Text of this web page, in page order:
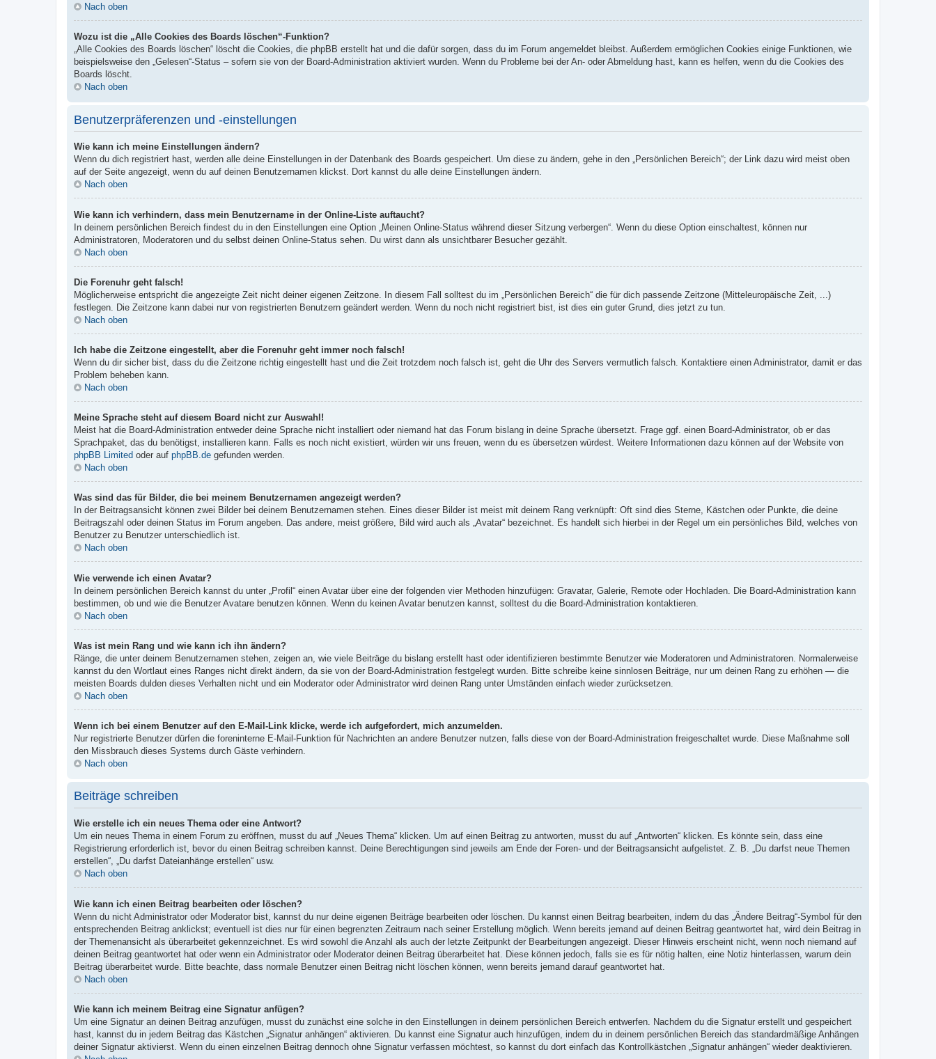
Nach oben
Wozu ist die „Alle Cookies des Boards löschen“-Funktion?
„Alle Cookies des Boards löschen“ löscht die Cookies, die phpBB erstellt hat und die dafür sorgen, dass du im Forum angemeldet bleibst. Außerdem ermöglichen Cookies einige Funktionen, wie
beispielsweise den „Gelesen“-Status – sofern sie von der Board-Administration aktiviert wurden. Wenn du Probleme bei der An- oder Abmeldung hast, kann es helfen, wenn du die Cookies des
Boards löscht.
Nach oben
Benutzerpräferenzen und -einstellungen
Wie kann ich meine Einstellungen ändern?
Wenn du dich registriert hast, werden alle deine Einstellungen in der Datenbank des Boards gespeichert. Um diese zu ändern, gehe in den „Persönlichen Bereich“; der Link dazu wird meist oben
auf der Seite angezeigt, wenn du auf deinen Benutzernamen klickst. Dort kannst du alle deine Einstellungen ändern.
Nach oben
Wie kann ich verhindern, dass mein Benutzername in der Online-Liste auftaucht?
In deinem persönlichen Bereich findest du in den Einstellungen eine Option „Meinen Online-Status während dieser Sitzung verbergen“. Wenn du diese Option einschaltest, können nur
Administratoren, Moderatoren und du selbst deinen Online-Status sehen. Du wirst dann als unsichtbarer Besucher gezählt.
Nach oben
Die Forenuhr geht falsch!
Möglicherweise entspricht die angezeigte Zeit nicht deiner eigenen Zeitzone. In diesem Fall solltest du im „Persönlichen Bereich“ die für dich passende Zeitzone (Mitteleuropäische Zeit, ...)
festlegen. Die Zeitzone kann dabei nur von registrierten Benutzern geändert werden. Wenn du noch nicht registriert bist, ist dies ein guter Grund, dies jetzt zu tun.
Nach oben
Ich habe die Zeitzone eingestellt, aber die Forenuhr geht immer noch falsch!
Wenn du dir sicher bist, dass du die Zeitzone richtig eingestellt hast und die Zeit trotzdem noch falsch ist, geht die Uhr des Servers vermutlich falsch. Kontaktiere einen Administrator, damit er das
Problem beheben kann.
Nach oben
Meine Sprache steht auf diesem Board nicht zur Auswahl!
Meist hat die Board-Administration entweder deine Sprache nicht installiert oder niemand hat das Forum bislang in deine Sprache übersetzt. Frage ggf. einen Board-Administrator, ob er das
Sprachpaket, das du benötigst, installieren kann. Falls es noch nicht existiert, würden wir uns freuen, wenn du es übersetzen würdest. Weitere Informationen dazu können auf der Website von
phpBB Limited oder auf phpBB.de gefunden werden.
Nach oben
Was sind das für Bilder, die bei meinem Benutzernamen angezeigt werden?
In der Beitragsansicht können zwei Bilder bei deinem Benutzernamen stehen. Eines dieser Bilder ist meist mit deinem Rang verknüpft: Oft sind dies Sterne, Kästchen oder Punkte, die deine
Beitragszahl oder deinen Status im Forum angeben. Das andere, meist größere, Bild wird auch als „Avatar“ bezeichnet. Es handelt sich hierbei in der Regel um ein persönliches Bild, welches von
Benutzer zu Benutzer unterschiedlich ist.
Nach oben
Wie verwende ich einen Avatar?
In deinem persönlichen Bereich kannst du unter „Profil“ einen Avatar über eine der folgenden vier Methoden hinzufügen: Gravatar, Galerie, Remote oder Hochladen. Die Board-Administration kann
bestimmen, ob und wie die Benutzer Avatare benutzen können. Wenn du keinen Avatar benutzen kannst, solltest du die Board-Administration kontaktieren.
Nach oben
Was ist mein Rang und wie kann ich ihn ändern?
Ränge, die unter deinem Benutzernamen stehen, zeigen an, wie viele Beiträge du bislang erstellt hast oder identifizieren bestimmte Benutzer wie Moderatoren und Administratoren. Normalerweise
kannst du den Wortlaut eines Ranges nicht direkt ändern, da sie von der Board-Administration festgelegt wurden. Bitte schreibe keine sinnlosen Beiträge, nur um deinen Rang zu erhöhen — die
meisten Boards dulden dieses Verhalten nicht und ein Moderator oder Administrator wird deinen Rang unter Umständen einfach wieder zurücksetzen.
Nach oben
Wenn ich bei einem Benutzer auf den E-Mail-Link klicke, werde ich aufgefordert, mich anzumelden.
Nur registrierte Benutzer dürfen die foreninterne E-Mail-Funktion für Nachrichten an andere Benutzer nutzen, falls diese von der Board-Administration freigeschaltet wurde. Diese Maßnahme soll
den Missbrauch dieses Systems durch Gäste verhindern.
Nach oben
Beiträge schreiben
Wie erstelle ich ein neues Thema oder eine Antwort?
Um ein neues Thema in einem Forum zu eröffnen, musst du auf „Neues Thema“ klicken. Um auf einen Beitrag zu antworten, musst du auf „Antworten“ klicken. Es könnte sein, dass eine
Registrierung erforderlich ist, bevor du einen Beitrag schreiben kannst. Deine Berechtigungen sind jeweils am Ende der Foren- und der Beitragsansicht aufgelistet. Z. B. „Du darfst neue Themen
erstellen“, „Du darfst Dateianhänge erstellen“ usw.
Nach oben
Wie kann ich einen Beitrag bearbeiten oder löschen?
Wenn du nicht Administrator oder Moderator bist, kannst du nur deine eigenen Beiträge bearbeiten oder löschen. Du kannst einen Beitrag bearbeiten, indem du das „Ändere Beitrag“-Symbol für den
entsprechenden Beitrag anklickst; eventuell ist dies nur für einen begrenzten Zeitraum nach seiner Erstellung möglich. Wenn bereits jemand auf deinen Beitrag geantwortet hat, wird dein Beitrag in
der Themenansicht als überarbeitet gekennzeichnet. Es wird sowohl die Anzahl als auch der letzte Zeitpunkt der Bearbeitungen angezeigt. Dieser Hinweis erscheint nicht, wenn noch niemand auf
deinen Beitrag geantwortet hat oder wenn ein Administrator oder Moderator deinen Beitrag überarbeitet hat. Diese können jedoch, falls sie es für nötig halten, eine Notiz hinterlassen, warum dein
Beitrag überarbeitet wurde. Bitte beachte, dass normale Benutzer einen Beitrag nicht löschen können, wenn bereits jemand darauf geantwortet hat.
Nach oben
Wie kann ich meinem Beitrag eine Signatur anfügen?
Um eine Signatur an deinen Beitrag anzufügen, musst du zunächst eine solche in den Einstellungen in deinem persönlichen Bereich entwerfen. Nachdem du die Signatur erstellt und gespeichert
hast, kannst du in jedem Beitrag das Kästchen „Signatur anhängen“ aktivieren. Du kannst eine Signatur auch hinzufügen, indem du in deinem persönlichen Bereich das standardmäßige Anhängen
deiner Signatur aktivierst. Wenn du einen einzelnen Beitrag dennoch ohne Signatur verfassen möchtest, so kannst du dort einfach das Kontrollkästchen „Signatur anhängen“ wieder deaktivieren.